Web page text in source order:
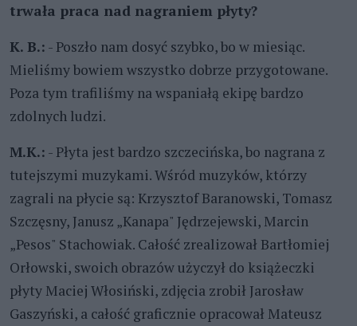
trwała praca nad nagraniem płyty?
K. B.: - Poszło nam dosyć szybko, bo w miesiąc.
Mieliśmy bowiem wszystko dobrze przygotowane.
Poza tym trafiliśmy na wspaniałą ekipę bardzo
zdolnych ludzi.
M.K.: - Płyta jest bardzo szczecińska, bo nagrana z
tutejszymi muzykami. Wśród muzyków, którzy
zagrali na płycie są: Krzysztof Baranowski, Tomasz
Szczęsny, Janusz „Kanapa" Jędrzejewski, Marcin
„Pesos" Stachowiak. Całość zrealizował Bartłomiej
Orłowski, swoich obrazów użyczył do książeczki
płyty Maciej Włosiński, zdjęcia zrobił Jarosław
Gaszyński, a całość graficznie opracował Mateusz